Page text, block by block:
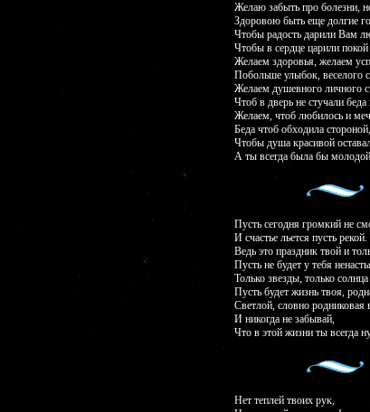
Желаю забыть про болезни,
Здоровою быть еще долгие
Чтобы радость дарили Вам
Чтобы в сердце царили покой
Желаем здоровья, желаем
Побольше улыбок, веселого
Желаем душевного личного
Чтоб в дверь не стучали беда
Желаем, чтоб любилось и
Беда чтоб обходила стороной,
Чтобы душа красивой
А ты всегда была бы
Пусть сегодня громкий не
И счастье льется пусть рекой.
Ведь это праздник твой и
Пусть не будет у тебя
Только звезды, только солнца
Пусть будет жизнь твоя,
Светлой, словно родниковая
И никогда не забывай,
Что в этой жизни ты всегда
Нет теплей твоих рук,